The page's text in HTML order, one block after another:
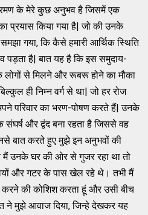
के मेरे कुछ अनुभव है जिसमें एक
प्रयास किया गया है| जो की उनके
गया, कि कैसे हमारी आर्थिक स्थिति
पड़ता है| बात यह है कि इस समुदाय-
से मिलने और रूबरू होने का मौका
ही निम्न वर्ग से था| जो हर रोज
परिवार का भरण-पोषण करते हैं| उनके
संघर्ष और द्वंद बना रहता है जिससे वह
बात करते हुए मुझे इन अनुभवों की
मैं उनके घर की ओर से गुजर रहा था तो
और गटर के पास खेल रहे थे। तभी मैं
की कोशिश करता हूं और उसी बीच
ने मुझे आवाज दिया, जिन्हे देखकर यह